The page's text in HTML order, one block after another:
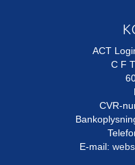
ACT
C F
CVR-
E-mail: